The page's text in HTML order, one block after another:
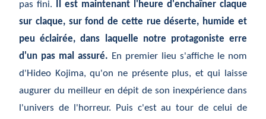
pas fini.
Il est maintenant l'heure d'enchaîner claque
sur claque, sur fond de cette rue déserte, humide et
peu éclairée, dans laquelle notre protagoniste erre
d'un pas mal assuré. En premier lieu s'affiche le nom
d'Hideo Kojima, qu'on ne présente plus, et qui laisse
augurer du meilleur en dépit de son inexpérience dans
l'univers de l'horreur. Puis c'est au tour de celui de